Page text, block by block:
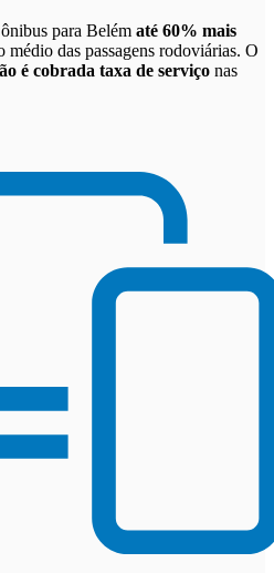
para Belém até 60% mais
médio das passagens rodoviárias. O
é cobrada taxa de serviço nas